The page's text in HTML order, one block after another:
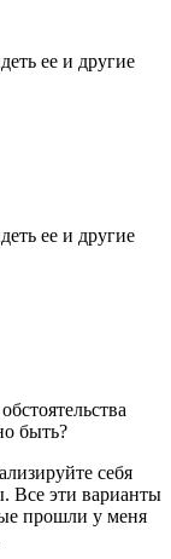
ее и другие
ее и другие
быть?
себя
Все эти варианты
прошли у меня